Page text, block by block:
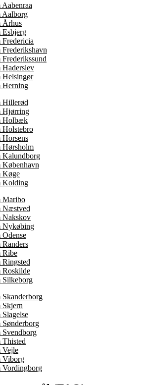
Aabenraa
Aalborg
Århus
Esbjerg
Fredericia
Frederikshavn
Frederikssund
Haderslev
Helsingør
Herning
Hillerød
Hjørring
Holbæk
Holstebro
Horsens
Hørsholm
Kalundborg
København
Køge
Kolding
Maribo
Næstved
Nakskov
Nykøbing
Odense
Randers
Ribe
Ringsted
Roskilde
Silkeborg
Skanderborg
Skjern
Slagelse
Sønderborg
Svendborg
Thisted
Vejle
Viborg
Vordingborg